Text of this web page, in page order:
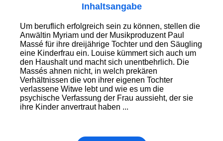
Inhaltsangabe
Um beruflich erfolgreich sein zu können, stellen die
Anwältin Myriam und der Musikproduzent Paul
Massé für ihre dreijährige Tochter und den Säugling
eine Kinderfrau ein. Louise kümmert sich auch um
den Haushalt und macht sich unentbehrlich. Die
Massés ahnen nicht, in welch prekären
Verhältnissen die von ihrer eigenen Tochter
verlassene Witwe lebt und wie es um die
psychische Verfassung der Frau aussieht, der sie
ihre Kinder anvertraut haben ...